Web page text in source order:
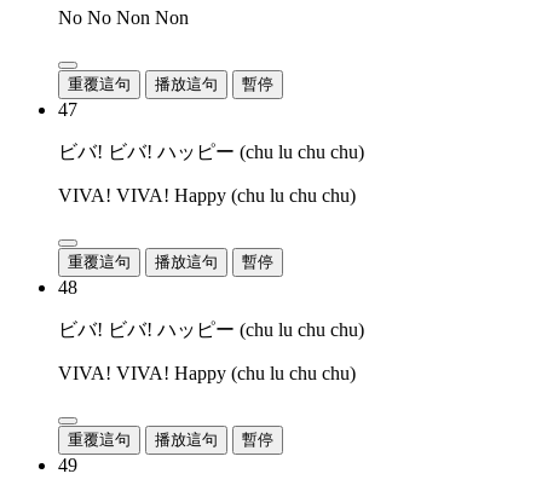
No No Non Non
重覆這句 播放這句 暫停
47
ビバ! ビバ! ハッピー (chu lu chu chu)
VIVA! VIVA! Happy (chu lu chu chu)
重覆這句 播放這句 暫停
48
ビバ! ビバ! ハッピー (chu lu chu chu)
VIVA! VIVA! Happy (chu lu chu chu)
重覆這句 播放這句 暫停
49